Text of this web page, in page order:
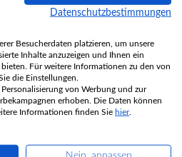
für den Kaminofen Handöl 52
Eckdaten: Bodenplatte,
Mehr
Datenschutzbestimmungen
Besucherdaten platzieren, um unsere
Inhalte anzuzeigen und Ihnen ein
Für weitere Informationen zu den von
die Einstellungen.
von Werbung und zur
erhoben. Die Daten können
Informationen finden Sie hier.